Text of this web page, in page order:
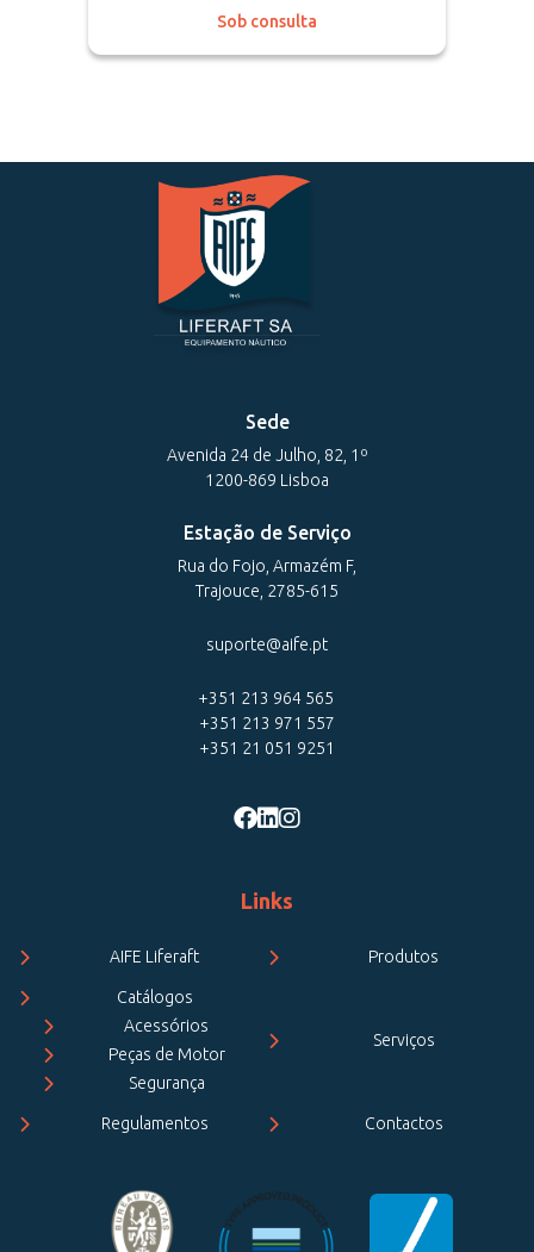
Sob consulta
Sede
Avenida 24 de Julho, 82, 1º
1200-869 Lisboa
Estação de Serviço
Rua do Fojo, Armazém F,
Trajouce, 2785-615
suporte@aife.pt
+351 213 964 565
+351 213 971 557
+351 21 051 9251
Links
AIFE Liferaft Produtos
Catálogos
Acessórios
Peças de Motor
Segurança
Serviços
Regulamentos Contactos